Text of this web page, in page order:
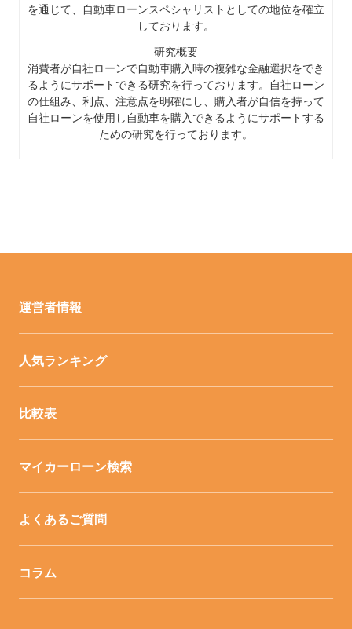
を通じて、自動車ローンスペシャリストとしての地位を確立
しております。
研究概要
消費者が自社ローンで自動車購入時の複雑な金融選択をでき
るようにサポートできる研究を行っております。自社ローン
の仕組み、利点、注意点を明確にし、購入者が自信を持って
自社ローンを使用し自動車を購入できるようにサポートする
ための研究を行っております。
運営者情報
人気ランキング
比較表
マイカーローン検索
よくあるご質問
コラム